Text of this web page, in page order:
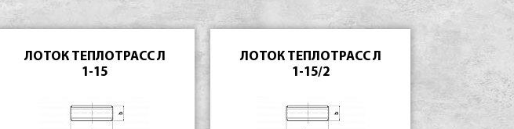
ЛОТОК ТЕПЛОТРАСС Л
1-15
ЛОТОК ТЕПЛОТРАСС Л
1-15/2